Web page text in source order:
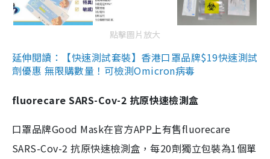
點擊圖片放大
延伸閱讀：【快速測試套裝】香港口罩品牌$19快速測試
劑優惠 無限購數量！可檢測Omicron病毒
fluorecare SARS-Cov-2 抗原快速檢測盒
口罩品牌Good Mask在官方APP上有售fluorecare
SARS-Cov-2 抗原快速檢測盒，每20劑獨立包裝為1個單